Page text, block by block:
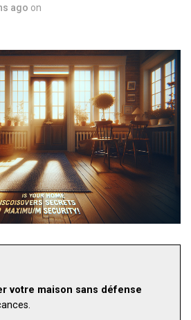
ago on
votre maison sans défense